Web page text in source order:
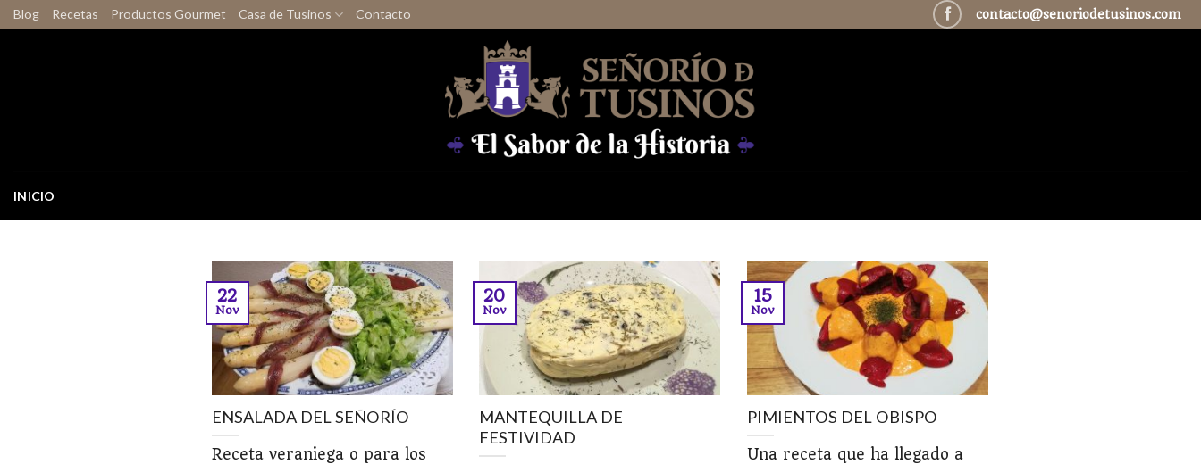
Skip
Blog Recetas Productos Gourmet Casa de Tusinos Contacto contacto@senoriodetusinos.com
INICIO
ENSALADA DEL SEÑORÍO
Receta veraniega o para los
22
Nov
MANTEQUILLA DE
FESTIVIDAD
20
Nov
PIMIENTOS DEL OBISPO
Una receta que ha llegado a
15
Nov